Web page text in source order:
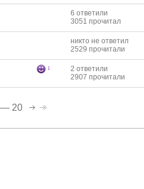
6 ответили
3051 прочитал
никто не ответил
2529 прочитали
1
2 ответили
2907 прочитали
20